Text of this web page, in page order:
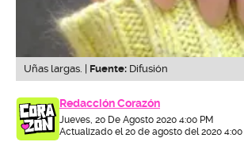
Uñas largas. | Fuente: Difusión
Redacción Corazón
Jueves, 20 De Agosto 2020 4:00 PM
Actualizado el 20 de agosto del 2020 4:00